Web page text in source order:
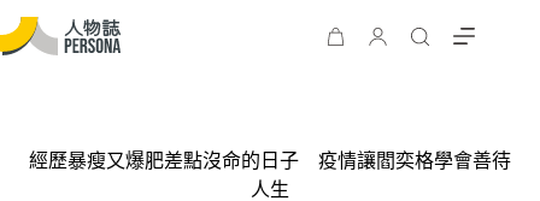
經歷暴瘦又爆肥差點沒命的日子 疫情讓閻奕格學會善待
人生